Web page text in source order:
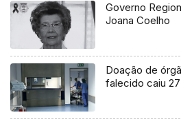
Governo
Joana Coelho
Doação de
falecido caiu